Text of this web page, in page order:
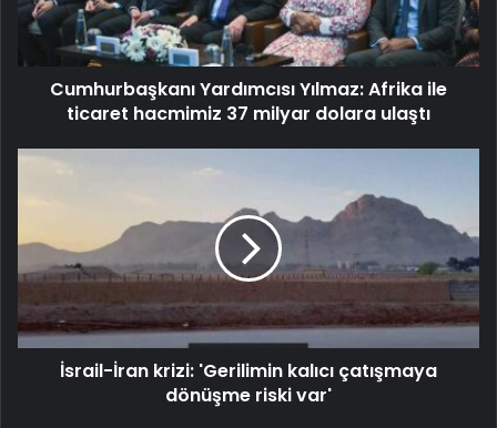
Cumhurbaşkanı Yardımcısı Yılmaz: Afrika ile
ticaret hacmimiz 37 milyar dolara ulaştı
İsrail-İran krizi: 'Gerilimin kalıcı çatışmaya
dönüşme riski var'